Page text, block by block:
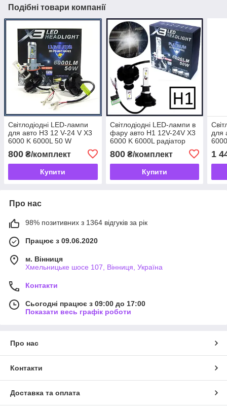
Подібні товари компанії
Світлодіодні LED-лампи
для авто H3 12 V-24 V X3
6000 K 6000L 50 W
800 ₴/комплект
Купити
Світлодіодні LED-лампи в
фару авто H1 12V-24V X3
6000 K 6000L радіатор
800₴/комплект
Купити
для
1
Про нас
98% позитивних з 1364 відгуків за рік
Працює з 09.06.2020
м. Вінниця
Хмельницьке шосе 107, Вінниця, Україна
Контакти
Сьогодні працює з 09:00 до 17:00
Показати весь графік роботи
Про нас
Контакти
Доставка та оплата